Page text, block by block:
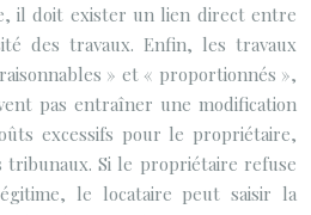
il doit exister un lien direct entre
des travaux. Enfin, les travaux
» et « proportionnés »,
pas entraîner une modification
excessifs pour le propriétaire,
Si le propriétaire refuse
le locataire peut saisir la